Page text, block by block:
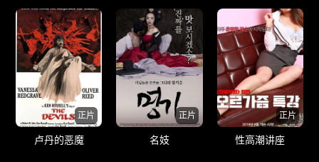
正片
卢丹的恶魔
正片
名妓
正片
性高潮讲座